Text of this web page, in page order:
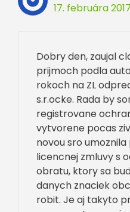
17. februára
Dobry den, zaujal
prijmoch podla
rokoch na ZL
s.r.ocke. Rada by
registrovane
vytvorene pocas
novou sro
licencnej zmluvy s
obratu, ktory sa
danych znaciek
robit. Je aj takyto